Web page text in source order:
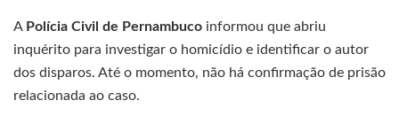
A Polícia Civil de Pernambuco informou que abriu
inquérito para investigar o homicídio e identificar o autor
dos disparos. Até o momento, não há confirmação de prisão
relacionada ao caso.